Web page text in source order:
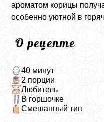
ароматом корицы
особенно уютной в
О рецепте
40 минут
2 порции
Любитель
В горшочке
Смешанный тип